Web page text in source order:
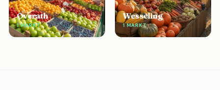
Overath
1 MARKT
Wesseling
1 MARKT